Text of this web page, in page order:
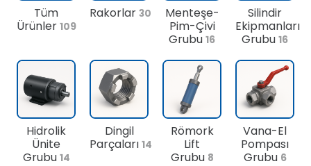
Tüm
Ürünler 109
Rakorlar 30
Menteşe-
Pim-Çivi
Grubu 16
Silindir
Ekipmanları
Grubu 16
Hidrolik
Ünite
Grubu 14
Dingil
Parçaları 14
Römork
Lift
Grubu 8
Vana-El
Pompası
Grubu 6